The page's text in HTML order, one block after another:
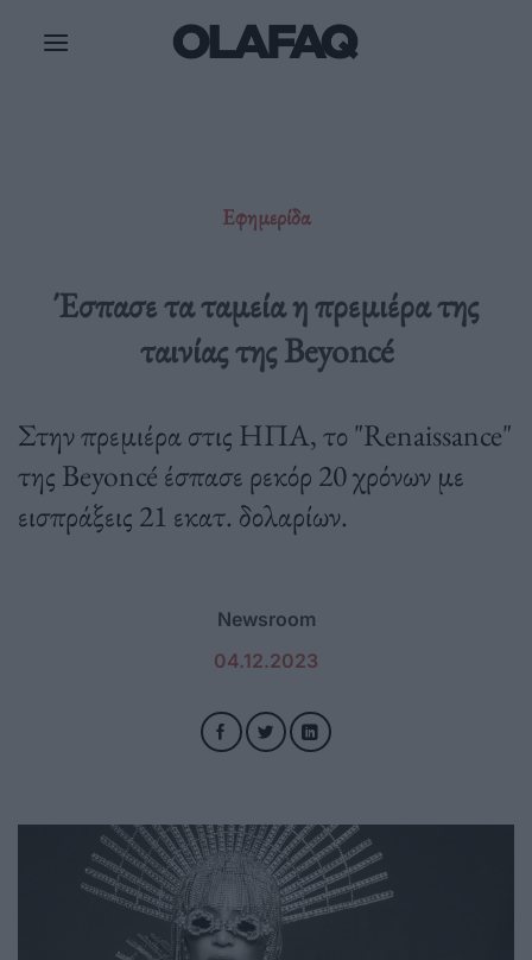
Εφημερίδα
Έσπασε τα ταμεία η πρεμιέρα της
ταινίας της Beyoncé
Στην πρεμιέρα στις ΗΠΑ, το "Renaissance"
της Beyoncé έσπασε ρεκόρ 20 χρόνων με
εισπράξεις 21 εκατ. δολαρίων.
Newsroom
04.12.2023